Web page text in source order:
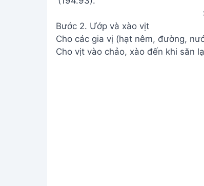
Bước 2. Ướp và xào vịt
Cho các gia vị (hạt nêm, đường,
Cho vịt vào chảo, xào đến khi săn